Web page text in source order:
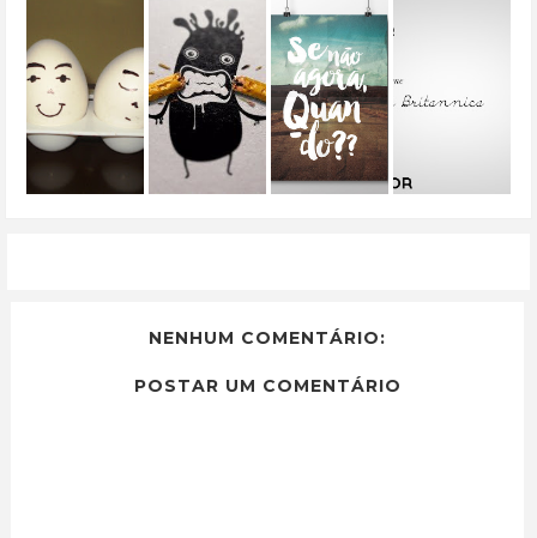
NENHUM COMENTÁRIO:
POSTAR UM COMENTÁRIO